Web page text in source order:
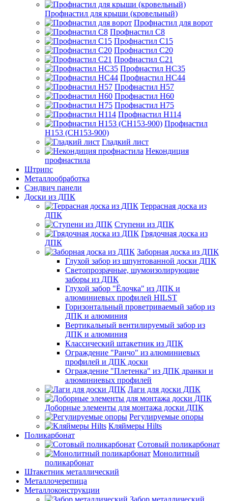
Профнастил для крыши (кровельный)
Профнастил для ворот
Профнастил С8
Профнастил С15
Профнастил С20
Профнастил С21
Профнастил НС35
Профнастил НС44
Профнастил Н57
Профнастил Н60
Профнастил Н75
Профнастил Н114
Профнастил
Н153 (СН153-900)
Гладкий лист
Некондиция
профнастила
Штрипс
Металлообработка
Сэндвич панели
Доски из ДПК
Террасная доска из
ДПК
Ступени из ДПК
Грядочная доска из
ДПК
Заборная доска из ДПК
Глухой забор из шпунтованной доски ДПК
Светопрозрачные, шумоизолирующие
заборы из ДПК
Глухой забор "Ёлочка" из ДПК и
алюминиевых профилей HILST
Горизонтальный проветриваемый забор из
ДПК и алюминия
Вертикальный вентилируемый забор из
ДПК и алюминия
Классический штакетник из ДПК
Ограждение "Ранчо" из алюминиевых
профилей и ДПК доски
Ограждение "Плетенка" из ДПК дранки и
алюминиевых профилей
Лаги для доски ДПК
Доборные элементы для монтажа доски ДПК
Регулируемые опоры
Кляймеры Hilts
Поликарбонат
Сотовый поликарбонат
Монолитный
поликарбонат
Штакетник металлический
Металлочерепица
Металлоконструкции
Забор металлический